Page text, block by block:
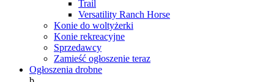
Trail
Versatility Ranch Horse
Konie do woltyżerki
Konie rekreacyjne
Sprzedawcy
Zamieść ogłoszenie teraz
Ogłoszenia drobne